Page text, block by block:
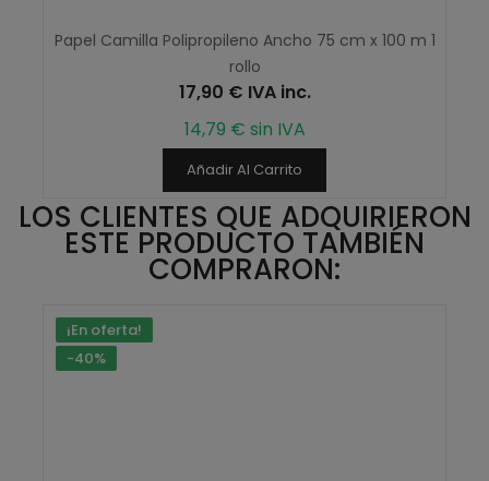
Papel Camilla Polipropileno Ancho 75 cm x 100 m 1
rollo
17,90 € IVA inc.
14,79 € sin IVA
Añadir Al Carrito
LOS CLIENTES QUE ADQUIRIERON
ESTE PRODUCTO TAMBIÉN
COMPRARON:
¡En oferta!
-40%